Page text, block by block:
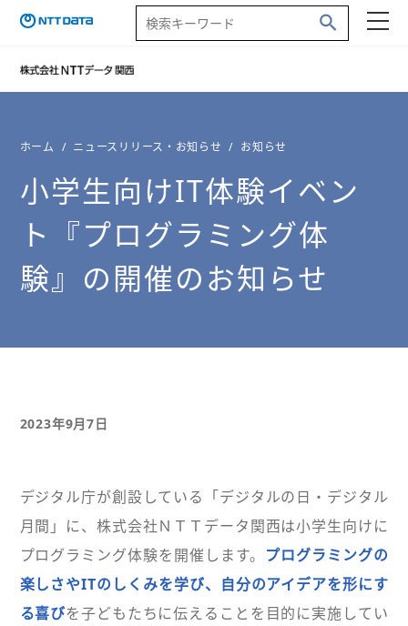
ホーム ニュースリリース・お知らせ お知らせ
小学生向けIT体験イベン
ト『プログラミング体
験』の開催のお知らせ
2023年9月7日
デジタル庁が創設している「デジタルの日・デジタル
月間」に、株式会社ＮＴＴデータ関西は小学生向けに
プログラミング体験を開催します。 プログラミングの
楽しさやITのしくみを学び、自分のアイデアを形にす
る喜びを子どもたちに伝えることを目的に実施してい